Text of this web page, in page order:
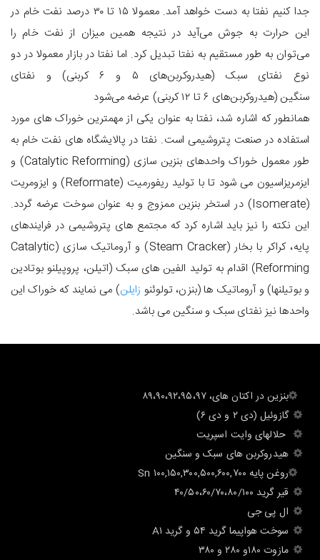
جدا کنیم نفتا به دست خواهد آمد. معمولا ۱۵ تا ۳۰ درصد نفت خام در
این حرارت به جوش می‌آید در نتیجه همین میزان از نفت خام را
می‌توان به طور مستقیم به نفتا تبدیل کرد. اما نفتا در بازار معمولا در دو
نوع نفتای سبک (هیدروکربن‌های ۵ و ۶ کربنی) و نفتای
سنگین (هیدروکربن‌های ۶ تا ۱۲ کربنی) عرضه می‌شود
همان­طور که اشاره شد، نفتا به عنوان یکی از مهمترین خوراک ­های مورد
استفاده در صنعت پتروشیمی است. نفتا در پالایشگاه های نفت خام به
طور معمول خوراک واحدهای بنزین سازی (Catalytic Reforming) و
ایزمریزاسیون می شود تا با تولید ریفورمیت (Reformate) و ایزومریت
(Isomerate) در استخر بنزین
ممزوج و به عنوان سوخت عرضه گردد.
این نکته را نیز باید اشاره کرد که مجتمع های پتروشیمی در فرایندهای
پایه، کراکر با بخار (Steam Cracker) و آروماتیک سازی (Catalytic
Reforming) اقدام به تولید الفین­ های سبک (اتیلن، پروپیلنو بوتادین
و بوتیلن­ها) و آروماتیک ها (بنزن، تولوئنو زایلن) می نمایند که خوراک این
واحدها نیز نفتای سبک و سنگین می باشد.
گازوئيل (دى ٢ و دى ٦)
حلالهای وایت اسپریت
هيدروكربن های سبک و سنگین
قير گريد ۴۰/۵۰،۶۰/۷۰،۸۰/۱۰۰
ال پى جى
سوخت هواپیما گرید ۵۴ و گرید A۱
مازوت ۱۸۰و ۲۸۰ و ۳۸۰